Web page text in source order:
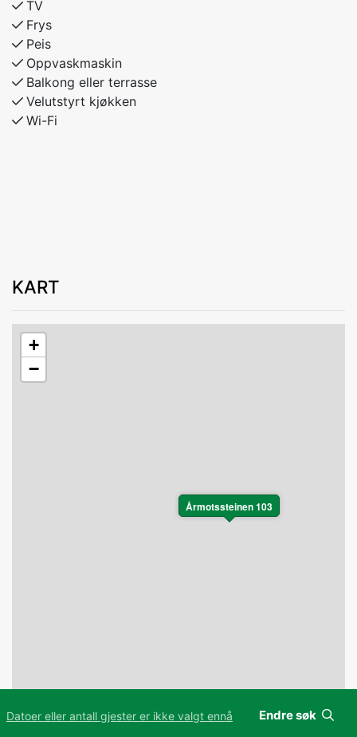
TV
Frys
Peis
Oppvaskmaskin
Balkong eller terrasse
Velutstyrt kjøkken
Wi-Fi
Datoer eller antall gjester er ikke valgt ennå Endre søk
KART
Årmotssteinen 103
+
−
Leaflet ©OpenStreetMapcontributors